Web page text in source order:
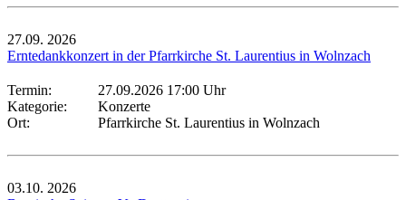
27.09. 2026
Erntedankkonzert in der Pfarrkirche St. Laurentius in Wolnzach
Termin:
27.09.2026 17:00 Uhr
Kategorie:
Konzerte
Ort:
Pfarrkirche St. Laurentius in Wolnzach
03.10. 2026